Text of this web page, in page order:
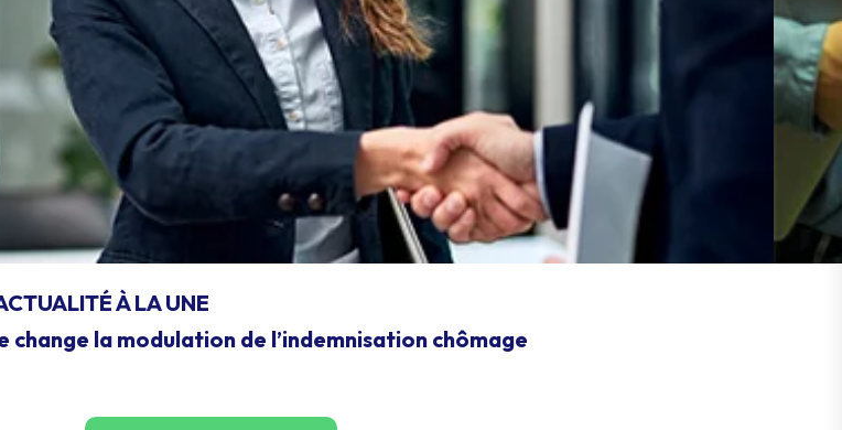
À LA UNE
change la modulation de l’indemnisation chômage